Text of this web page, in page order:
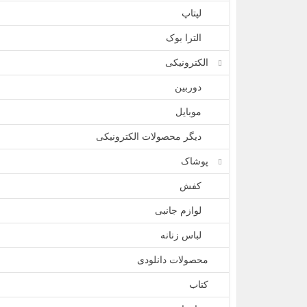
لپتاپ
الترا بوک
الکترونیکی
دوربین
موبایل
دیگر محصولات الکترونیکی
پوشاک
کفش
لوازم جانبی
لباس زنانه
محصولات دانلودی
کتاب